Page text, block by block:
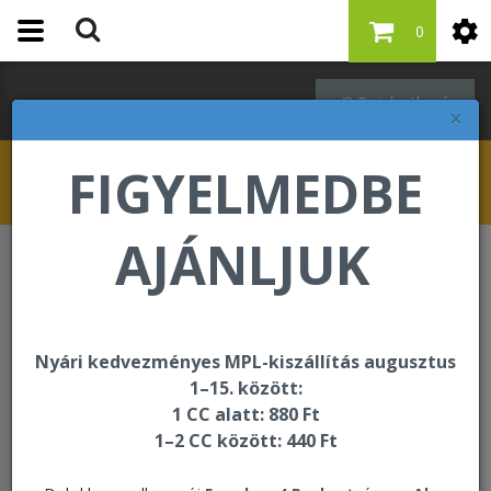
×
FIGYELMEDBE
AJÁNLJUK
Nyári kedvezményes MPL-kiszállítás augusztus
1–15. között:
1 CC alatt: 880 Ft
1–2 CC között: 440 Ft
Bejelentkezés
0
Üdvözöljük internetes áruházunkban
Köszönjük, hogy elfogadta meghívásunkat és